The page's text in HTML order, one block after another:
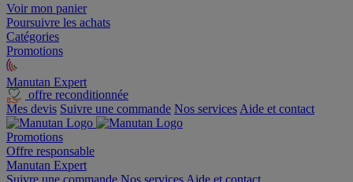
Voir mon panier
Poursuivre les achats
Catégories
Promotions
Manutan Expert
offre reconditionnée
Mes devis Suivre une commande Nos services Aide et contact
Promotions
Offre responsable
Manutan Expert
Suivre une commande Nos services Aide et contact